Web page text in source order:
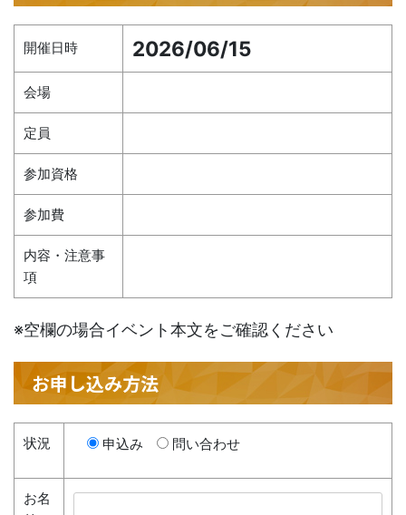
開催日時 2026/06/15
会場
定員
参加資格
参加費
内容・注意事
項
※空欄の場合イベント本文をご確認ください
お申し込み方法
状況 申込み 問い合わせ
お名